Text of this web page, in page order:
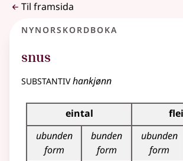
Til framsida
Nynorskordboka
snus
substantivhankjønn
Bøyningstabell for dette
eintal
ubunden
form
bunden
form
ubunden
form